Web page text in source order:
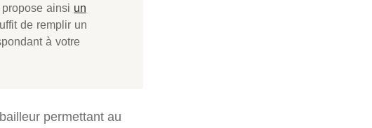
ainsi un
de remplir un
à votre
permettant au